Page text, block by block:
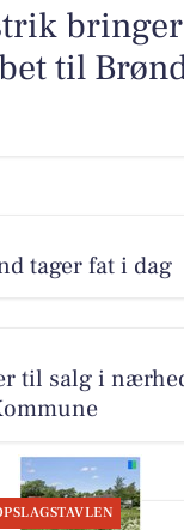
bringer
til
tager fat i dag
til salg i